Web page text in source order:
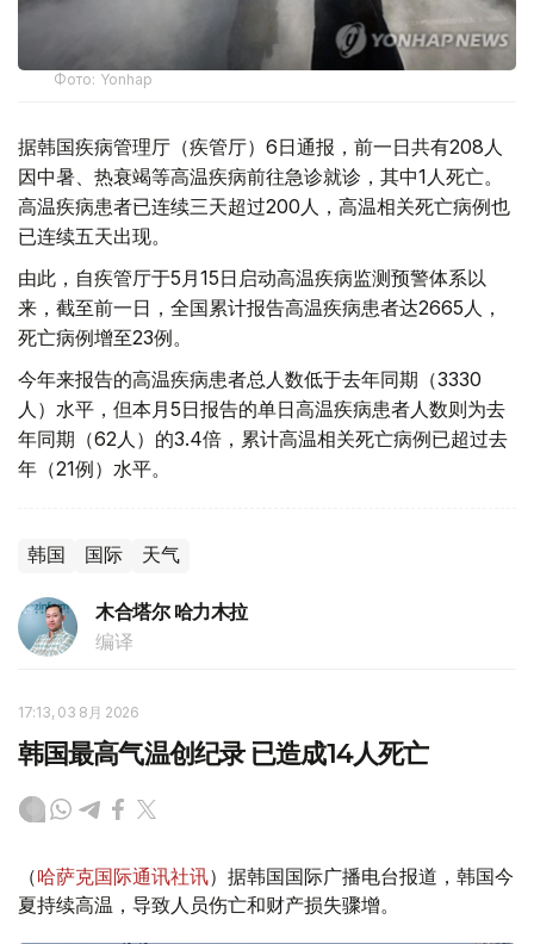
Фото: Yonhap
据韩国疾病管理厅（疾管厅）6日通报，前一日共有208人
因中暑、热衰竭等高温疾病前往急诊就诊，其中1人死亡。
高温疾病患者已连续三天超过200人，高温相关死亡病例也
已连续五天出现。
由此，自疾管厅于5月15日启动高温疾病监测预警体系以
来，截至前一日，全国累计报告高温疾病患者达2665人，
死亡病例增至23例。
今年来报告的高温疾病患者总人数低于去年同期（3330
人）水平，但本月5日报告的单日高温疾病患者人数则为去
年同期（62人）的3.4倍，累计高温相关死亡病例已超过去
年（21例）水平。
韩国 国际 天气
木合塔尔 哈力木拉
编译
17:13, 03 8月 2026
韩国最高气温创纪录 已造成14人死亡
（哈萨克国际通讯社讯）据韩国国际广播电台报道，韩国今
夏持续高温，导致人员伤亡和财产损失骤增。